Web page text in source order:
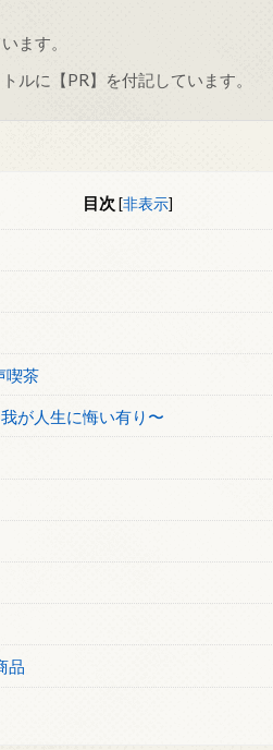
ます。
ルに【PR】を付記しています。
目次 [非表示]
喫茶
が人生に悔い有り〜
品